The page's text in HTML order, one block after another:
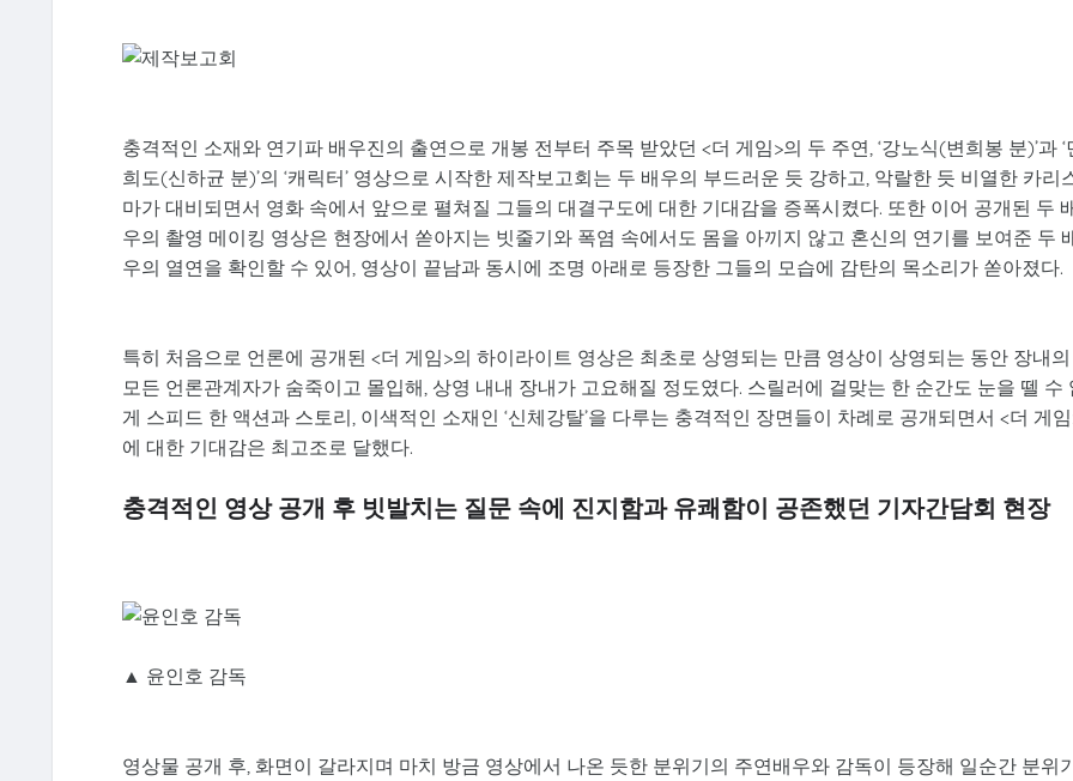
충격적인 소재와 연기파 배우진의 출연으로 개봉 전부터 주목 받았던 <더 게임>의 두 주연, ‘강노식(변희봉 분)’과 ‘
희도(신하균 분)’의 ‘캐릭터’ 영상으로 시작한 제작보고회는 두 배우의 부드러운 듯 강하고, 악랄한 듯 비열한 카리
마가 대비되면서 영화 속에서 앞으로 펼쳐질 그들의 대결구도에 대한 기대감을 증폭시켰다. 또한 이어 공개된 두
우의 촬영 메이킹 영상은 현장에서 쏟아지는 빗줄기와 폭염 속에서도 몸을 아끼지 않고 혼신의 연기를 보여준 두
우의 열연을 확인할 수 있어, 영상이 끝남과 동시에 조명 아래로 등장한 그들의 모습에 감탄의 목소리가 쏟아졌다.
특히 처음으로 언론에 공개된 <더 게임>의 하이라이트 영상은 최초로 상영되는 만큼 영상이 상영되는 동안 장내의
모든 언론관계자가 숨죽이고 몰입해, 상영 내내 장내가 고요해질 정도였다. 스릴러에 걸맞는 한 순간도 눈을 뗄 수
게 스피드 한 액션과 스토리, 이색적인 소재인 ‘신체강탈’을 다루는 충격적인 장면들이 차례로 공개되면서 <더 게
에 대한 기대감은 최고조로 달했다.
충격적인 영상 공개 후 빗발치는 질문 속에 진지함과 유쾌함이 공존했던 기자간담회 현장
▲ 윤인호 감독
영상물 공개 후, 화면이 갈라지며 마치 방금 영상에서 나온 듯한 분위기의 주연배우와 감독이 등장해 일순간 분위